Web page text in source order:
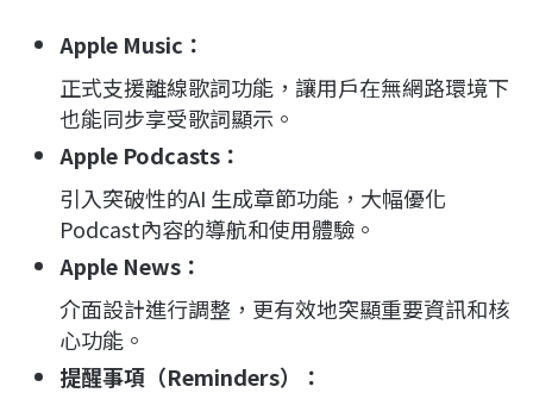
Apple Music ：
正式支援離線歌詞功能，讓用戶在無網路環境下
也能同步享受歌詞顯示。
Apple Podcasts ：
引入突破性的AI 生成章節功能，大幅優化
Podcast內容的導航和使用體驗。
Apple News ：
介面設計進行調整，更有效地突顯重要資訊和核
心功能。
提醒事項（Reminders）
：